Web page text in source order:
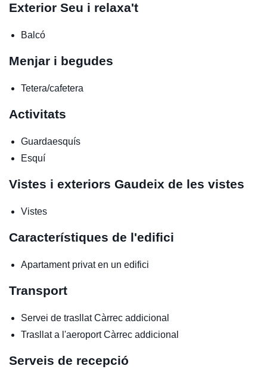
Exterior Seu i relaxa't
Balcó
Menjar i begudes
Tetera/cafetera
Activitats
Guardaesquís
Esquí
Vistes i exteriors Gaudeix de les vistes
Vistes
Característiques de l'edifici
Apartament privat en un edifici
Transport
Servei de trasllatCàrrec addicional
Trasllat a l'aeroportCàrrec addicional
Serveis de recepció